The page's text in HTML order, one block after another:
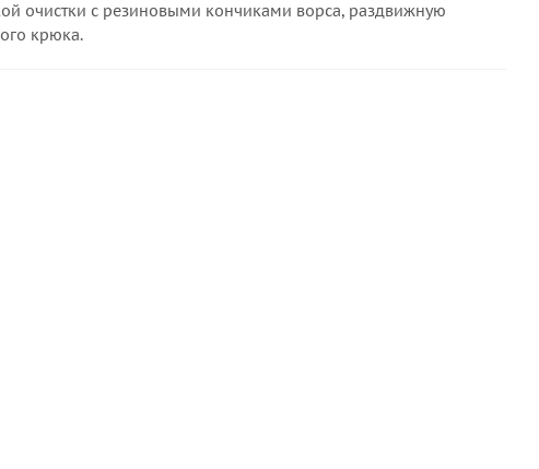
очистки с резиновыми кончиками ворса, раздвижную
крюка.